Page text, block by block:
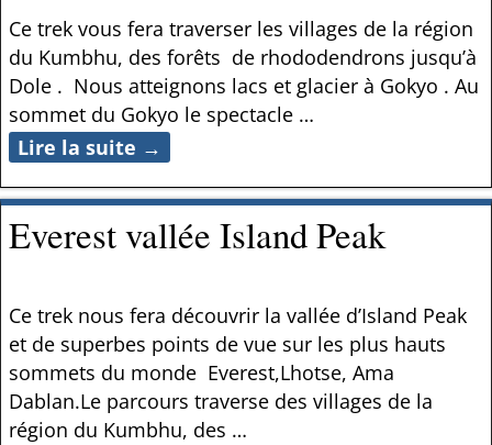
Ce trek vous fera traverser les villages de la région
du Kumbhu, des forêts de rhododendrons jusqu’à
Dole . Nous atteignons lacs et glacier à Gokyo . Au
sommet du Gokyo le spectacle …
Lire la suite →
Everest vallée Island Peak
Ce trek nous fera découvrir la vallée d’Island Peak
et de superbes points de vue sur les plus hauts
sommets du monde Everest,Lhotse, Ama
Dablan.Le parcours traverse des villages de la
région du Kumbhu, des …